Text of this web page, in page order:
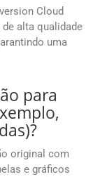
Cloud
alta qualidade
uma
para
original com
e gráficos